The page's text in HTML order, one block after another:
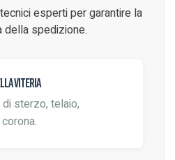
esperti per garantire la
della spedizione.
viteria
sterzo, telaio,